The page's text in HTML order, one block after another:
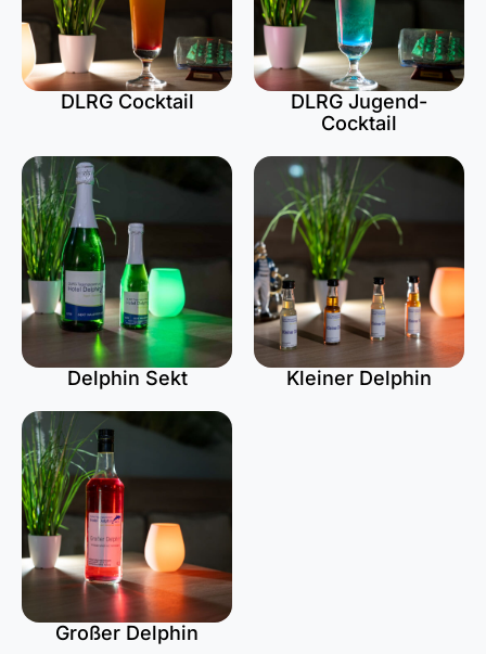
DLRG Cocktail
DLRG Jugend-
Cocktail
Delphin Sekt Kleiner Delphin
Großer Delphin